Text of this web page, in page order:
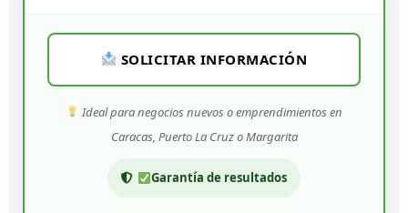
SOLICITAR INFORMACIÓN
Ideal para negocios nuevos o emprendimientos en
Caracas, Puerto La Cruz o Margarita
Garantía de resultados